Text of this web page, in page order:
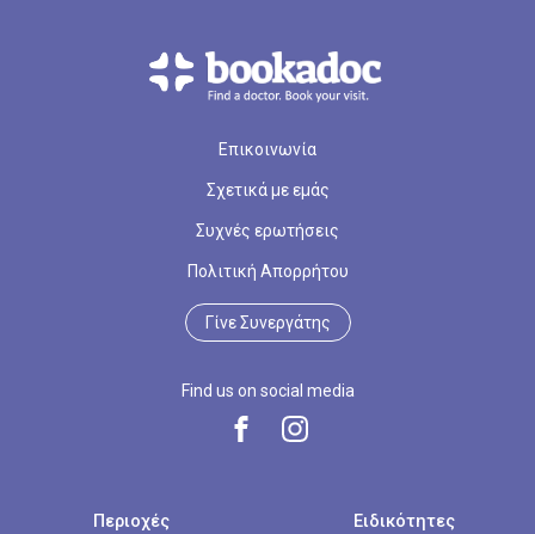
Επικοινωνία
Σχετικά με εμάς
Συχνές ερωτήσεις
Πολιτική Απορρήτου
Γίνε Συνεργάτης
Find us on social media
Περιοχές Ειδικότητες